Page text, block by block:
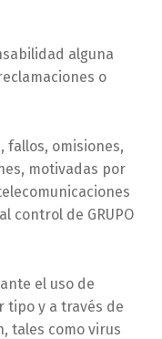
alguna
o
omisiones,
motivadas por
control de GRUPO
el uso de
tipo y a través de
tales como virus